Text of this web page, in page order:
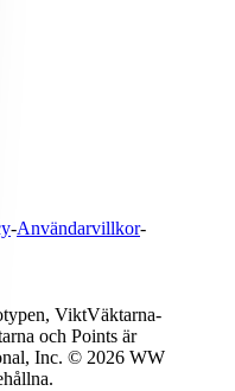
-Användarvillkor-
ViktVäktarna-
och Points är
Inc. © 2026 WW